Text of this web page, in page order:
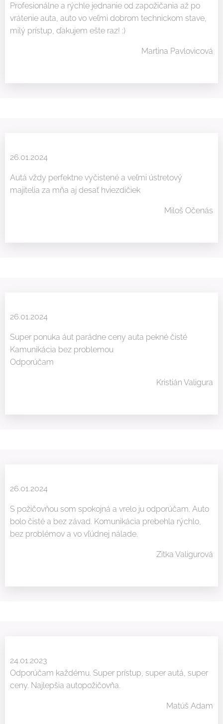
Profesionálne a rýchle jednanie od zapožičania až po
vrátenie auta, auto vo veľmi dobrom technickom stave,
milý prístup, ďakujem ešte raz! :)
Martina Pavlovicová
26.01.2024
Autá vždy perfektne vyčistené a veľmi ústretový
majitelia za mňa aj desať hviezdičiek 😄
Miloš Očenás
26.01.2024
Super ponuka áut parádne ceny auta pekné čisté
Kamunikácia bez problemou
Odporúčam 😉
Kristián Valigura
26.01.2024
S požičovňou som spokojná a vrelo ju odporúčam. Auto
bolo čisté a bez závad. Komunikácia prebehla rýchlo,
bez problémov a vo vľúdnej nálade.
Zitka Valigurová
24.01.2023
Odporúčam každému. Super prístup, super autá, super
ceny. Najlepšia autopožičovňa.
Matúš Adam